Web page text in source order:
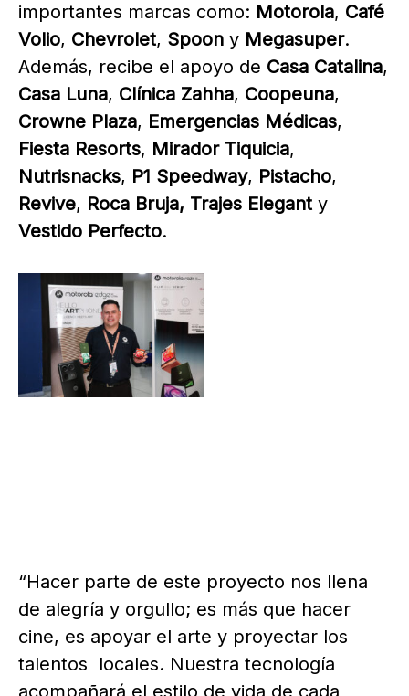
importantes marcas como: Motorola, Café
Volio, Chevrolet, Spoon y Megasuper.
Además, recibe el apoyo de Casa Catalina,
Casa Luna, Clínica Zahha, Coopeuna,
Crowne Plaza, Emergencias Médicas,
Fiesta Resorts, Mirador Tiquicia,
Nutrisnacks, P1 Speedway, Pistacho,
Revive, Roca Bruja, Trajes Eleganty
Vestido Perfecto.
“Hacer parte de este proyecto nos llena
de alegría y orgullo; es más que hacer
cine, es apoyar el arte y proyectar los
talentos locales. Nuestra tecnología
acompañará el estilo de vida de cada